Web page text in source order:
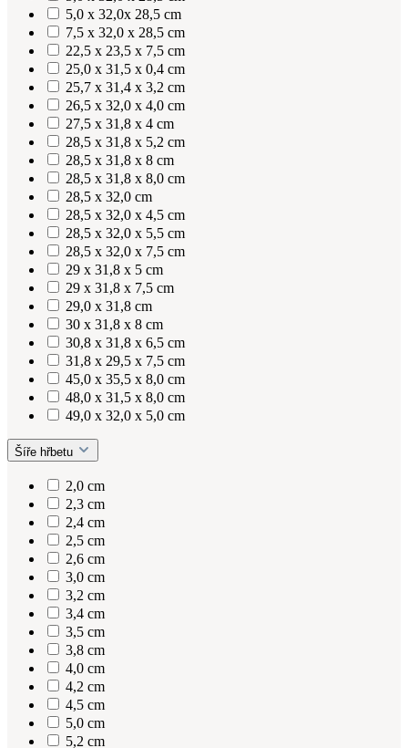
5,0 x 32,0x 28,5 cm
7,5 x 32,0 x 28,5 cm
22,5 x 23,5 x 7,5 cm
25,0 x 31,5 x 0,4 cm
25,7 x 31,4 x 3,2 cm
26,5 x 32,0 x 4,0 cm
27,5 x 31,8 x 4 cm
28,5 x 31,8 x 5,2 cm
28,5 x 31,8 x 8 cm
28,5 x 31,8 x 8,0 cm
28,5 x 32,0 cm
28,5 x 32,0 x 4,5 cm
28,5 x 32,0 x 5,5 cm
28,5 x 32,0 x 7,5 cm
29 x 31,8 x 5 cm
29 x 31,8 x 7,5 cm
29,0 x 31,8 cm
30 x 31,8 x 8 cm
30,8 x 31,8 x 6,5 cm
31,8 x 29,5 x 7,5 cm
45,0 x 35,5 x 8,0 cm
48,0 x 31,5 x 8,0 cm
49,0 x 32,0 x 5,0 cm
Šíře hřbetu
2,0 cm
2,3 cm
2,4 cm
2,5 cm
2,6 cm
3,0 cm
3,2 cm
3,4 cm
3,5 cm
3,8 cm
4,0 cm
4,2 cm
4,5 cm
5,0 cm
5,2 cm